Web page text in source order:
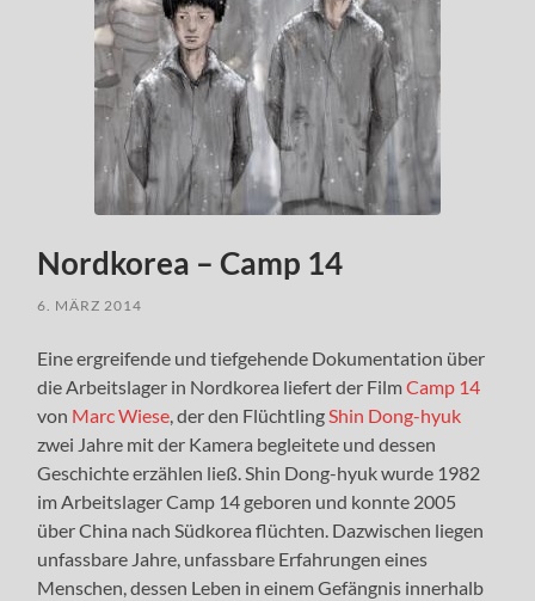
Nordkorea – Camp 14
6. MÄRZ 2014
Eine ergreifende und tiefgehende Dokumentation über
die Arbeitslager in Nordkorea liefert der FilmCamp 14
von Marc Wiese, der den FlüchtlingShin Dong-hyuk
zwei Jahre mit der Kamera begleitete und dessen
Geschichte erzählen ließ. Shin Dong-hyuk wurde 1982
im Arbeitslager Camp 14 geboren und konnte 2005
über China nach Südkorea flüchten. Dazwischen liegen
unfassbare Jahre, unfassbare Erfahrungen eines
Menschen, dessen Leben in einem Gefängnis innerhalb